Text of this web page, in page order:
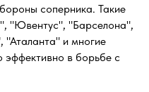
соперника. Такие
"Ювентус", "Барселона",
и многие
эффективно в борьбе с